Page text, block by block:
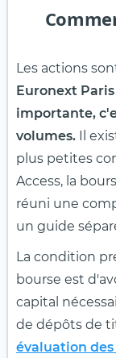
Les actions
Euronext
importante,
volumes. Il
plus petites
Access, la
réuni une
un guide
La condition
bourse est
capital
de dépôts de
évaluation